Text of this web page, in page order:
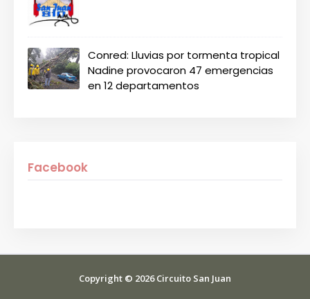
Conred: Lluvias por tormenta tropical
Nadine provocaron 47 emergencias
en 12 departamentos
Facebook
Copyright © 2026Circuito San Juan